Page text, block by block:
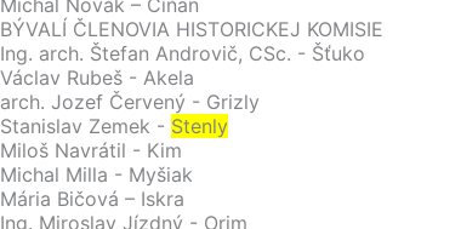
Michal Novák – Číňan
BÝVALÍ ČLENOVIA HISTORICKEJ KOMISIE
Ing. arch. Štefan Androvič, CSc. - Šťuko
Václav Rubeš - Akela
arch. Jozef Červený - Grizly
Stanislav Zemek - Stenly
Miloš Navrátil - Kim
Michal Milla - Myšiak
Mária Bičová – Iskra
Ing. Miroslav Jízdný - Orim